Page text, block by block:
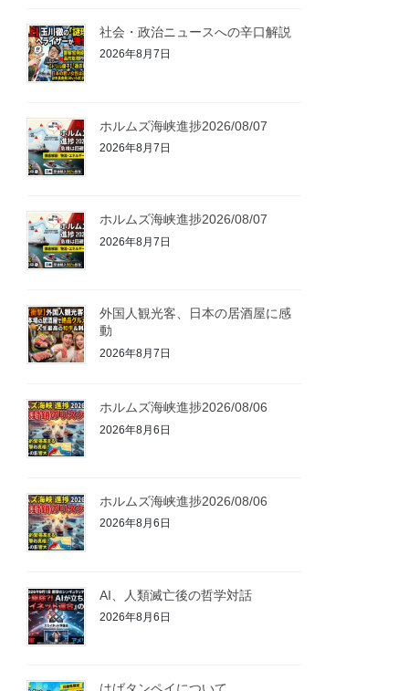
社会・政治ニュースへの辛口解説
2026年8月7日
ホルムズ海峡進捗2026/08/07
2026年8月7日
ホルムズ海峡進捗2026/08/07
2026年8月7日
外国人観光客、日本の居酒屋に感
動
2026年8月7日
ホルムズ海峡進捗2026/08/06
2026年8月6日
ホルムズ海峡進捗2026/08/06
2026年8月6日
AI、人類滅亡後の哲学対話
2026年8月6日